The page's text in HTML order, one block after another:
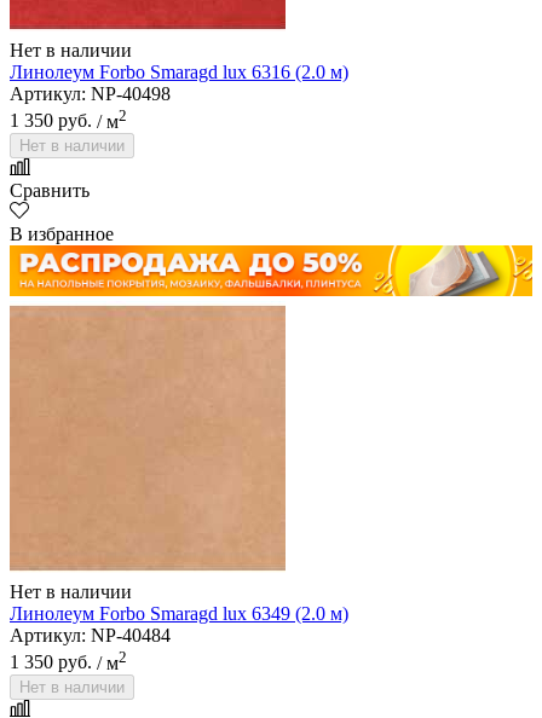
Нет в наличии
Линолеум Forbo Smaragd lux 6316 (2.0 м)
Артикул: NP-40498
1 350 руб. / м2
Нет в наличии
Сравнить
В избранное
Нет в наличии
Линолеум Forbo Smaragd lux 6349 (2.0 м)
Артикул: NP-40484
1 350 руб. / м2
Нет в наличии